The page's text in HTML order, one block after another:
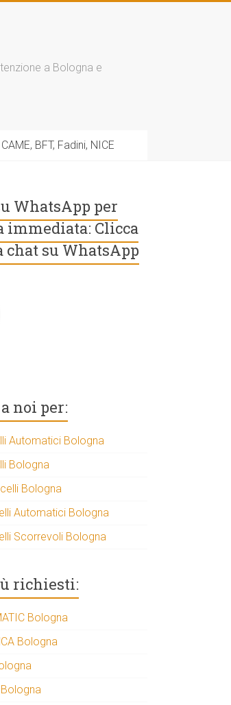
a Bologna e
BFT, Fadini, NICE
WhatsApp per
immediata: Clicca
chat su WhatsApp
noi per:
Automatici Bologna
Bologna
Bologna
Automatici Bologna
Scorrevoli Bologna
richiesti:
Bologna
Bologna